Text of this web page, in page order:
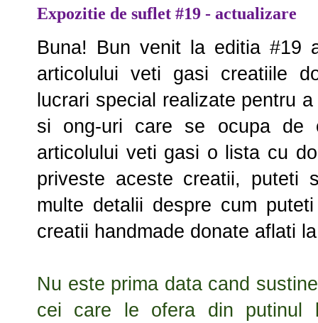
Expozitie de suflet #19 - actualizare
Buna! Bun venit la editia #19
articolului veti gasi creatiile
lucrari special realizate pentru
si ong-uri care se ocupa
articolului veti gasi o lista cu
priveste aceste creatii, puteti
multe detalii despre cum
creatii handmade donate aflati
Nu este prima data cand
cei care le ofera din putinul